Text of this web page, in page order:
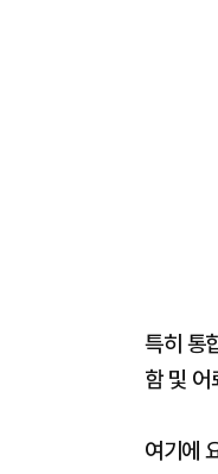
특히 통
함 및 어
여기에